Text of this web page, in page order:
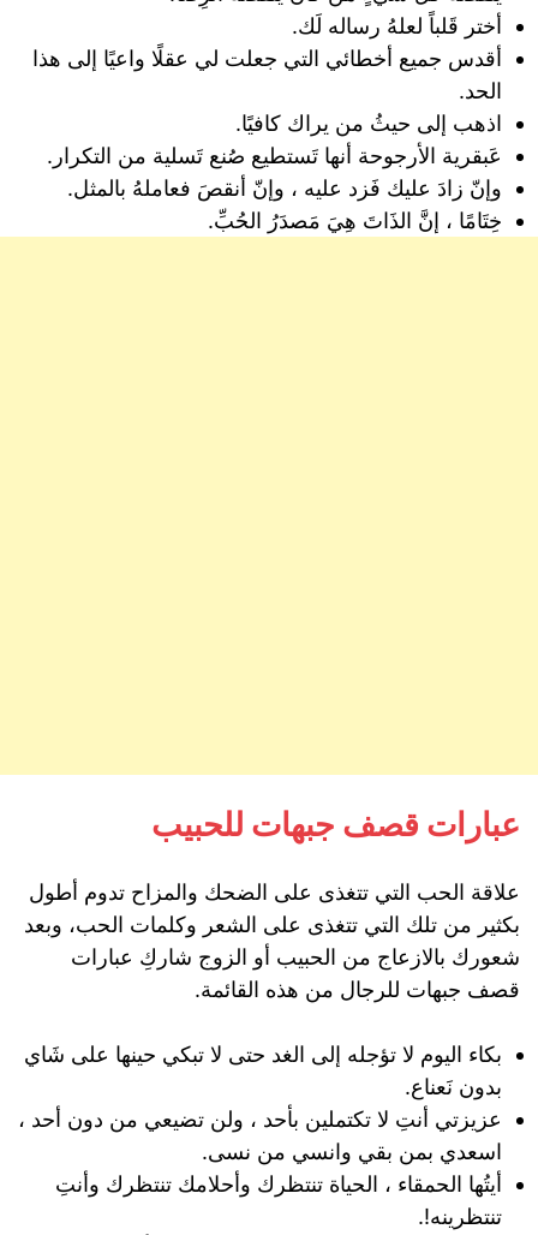
أختر قَلباً لعلهُ رساله لَك.
أقدس جميع أخطائي التي جعلت لي عقلًا واعيًا إلى هذا
الحد.
اذهب إلى حيثُ من يراك كافيًا.
عَبقرية الأرجوحة أنها تَستطيع صُنع تَسلية من التكرار.
وإنّ زادَ عليك فَزد عليه ، وإنّ أنقصَ فعاملهُ بالمثل.
خِتَامًا ، إنَّ الذَاتَ هِيَ مَصدَرُ الحُبِّ.
عبارات قصف جبهات للحبيب
علاقة الحب التي تتغذى على الضحك والمزاح تدوم أطول
بكثير من تلك التي تتغذى على الشعر وكلمات الحب، وبعد
شعورك بالازعاج من الحبيب أو الزوج شاركِ عبارات
قصف جبهات للرجال من هذه القائمة.
بكاء اليوم لا تؤجله إلى الغد حتى لا تبكي حينها على شَاي
بدون نَعناع.
عزيزتي أنتِ لا تكتملين بأحد ، ولن تضيعي من دون أحد ،
اسعدي بمن بقي وانسي من نسى.
أيتُها الحمقاء ، الحياة تنتظرك وأحلامك تنتظرك وأنتِ
تنتظرينه!.